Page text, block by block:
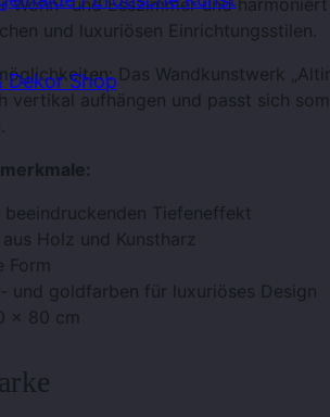
Dekor Shop
Wohn- und Esszimmer und
und luxuriösen Einrichtungsstilen.
Das Wandkunstwerk
vertikal aufhängen und passt sich
Tiefeneffekt
Holz und Kunstharz
Form
und goldfarben für luxuriöses Design
× 80 cm